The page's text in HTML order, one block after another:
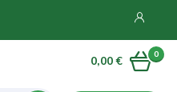
0
0,00 €